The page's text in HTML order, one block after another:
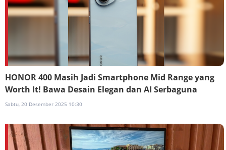
HONOR 400 Masih Jadi Smartphone Mid Range yang
Worth It! Bawa Desain Elegan dan AI Serbaguna
Sabtu, 20 Desember 2025 10:30